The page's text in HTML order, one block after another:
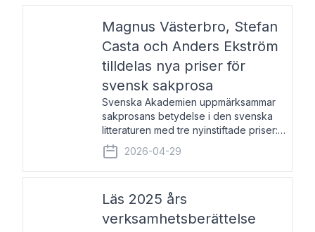
Magnus Västerbro, Stefan
Casta och Anders Ekström
tilldelas nya priser för
svensk sakprosa
Svenska Akademien uppmärksammar
sakprosans betydelse i den svenska
litteraturen med tre nyinstiftade priser:
Svenska Akademiens pris till
framstående författare av svensk
sakprosa som i år går till Magnus
2026-04-29
Läs 2025 års
verksamhetsberättelse